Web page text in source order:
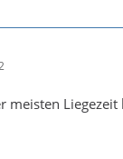
meisten Liegezeit